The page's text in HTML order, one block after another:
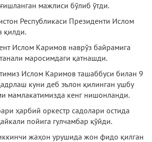
мажлиси бўлиб ўтди.
Республикаси Президенти Ислом
қилди.
Ислом Каримов наврўз байрамига
маросимдаги қатнашди.
Ислом Каримов ташаббуси билан 9
куни деб эълон қилинган ушбу
мамлакатимизда кенг нишонланди.
ҳарбий оркестр садолари остида
пойига гулчамбар қўйди.
жаҳон урушида жон фидо қилган